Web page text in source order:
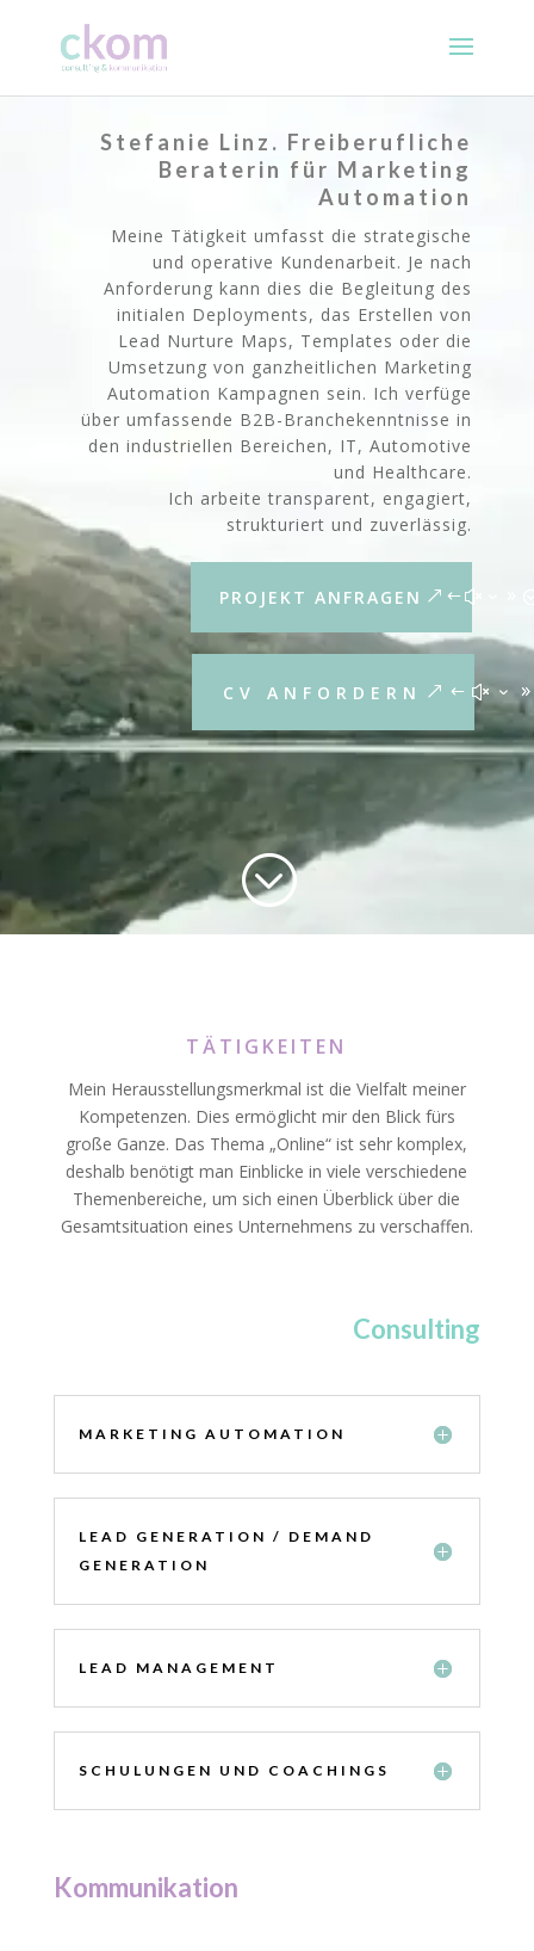
Stefanie Linz. Freiberufliche
Beraterin für Marketing
Automation
Meine Tätigkeit umfasst die strategische
und operative Kundenarbeit. Je nach
Anforderung kann dies die Begleitung des
initialen Deployments, das Erstellen von
Lead Nurture Maps, Templates oder die
Umsetzung von ganzheitlichen Marketing
Automation Kampagnen sein. Ich verfüge
über umfassende B2B-Branchekenntnisse in
den industriellen Bereichen, IT, Automotive
und Healthcare.
Ich arbeite transparent, engagiert,
strukturiert und zuverlässig.
PROJEKT ANFRAGEN
CV ANFORDERN
;
TÄTIGKEITEN
Mein Herausstellungsmerkmal ist die Vielfalt meiner
Kompetenzen. Dies ermöglicht mir den Blick fürs
große Ganze. Das Thema „Online“ ist sehr komplex,
deshalb benötigt man Einblicke in viele verschiedene
Themenbereiche, um sich einen Überblick über die
Gesamtsituation eines Unternehmens zu verschaffen.
Consulting
MARKETING AUTOMATION
LEAD GENERATION / DEMAND
GENERATION
LEAD MANAGEMENT
SCHULUNGEN UND COACHINGS
Kommunikation